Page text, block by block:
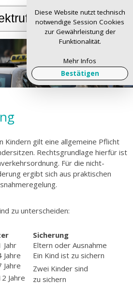
Kindern gilt eine allgemeine Pflicht
Rechtsgrundlage hierfür ist
Für die nicht-
ergibt sich aus praktischen
zu unterscheiden:
Sicherung
Jahr
Eltern oder Ausnahme
Jahre
Ein Kind ist zu sichern
Jahre
Zwei Kinder sind
zu sichern
Jahre
Diese Website nutzt technisch
notwendige Session Cookies
zur Gewährleistung der
Funktionalität.
Mehr Infos
Bestätigen